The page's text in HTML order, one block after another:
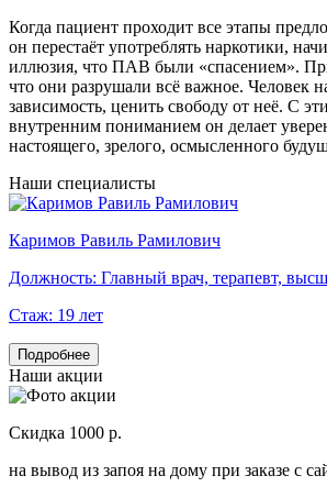
Когда пациент проходит все этапы
он перестаёт употреблять наркотики,
иллюзия, что ПАВ были «спасением».
что они разрушали всё важное. Человек
зависимость, ценить свободу от неё. С
внутренним пониманием он делает
настоящего, зрелого, осмысленного
Наши специалисты
Каримов Равиль Рамилович
Должность: Главный врач, терапевт,
Стаж: 19 лет
Подробнее
Наши акции
Скидка 1000 р.
на вывод из запоя на дому при заказе с